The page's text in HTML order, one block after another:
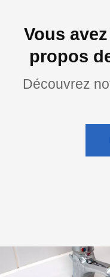
Vous
propos
Découvrez